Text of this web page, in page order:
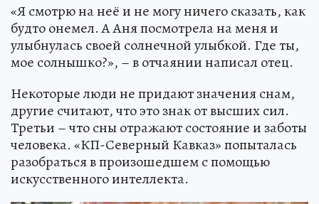
«Я смотрю на неё и не могу ничего сказать, как
будто онемел. А Аня посмотрела на меня и
улыбнулась своей солнечной улыбкой. Где ты,
мое солнышко?», – в отчаянии написал отец.
Некоторые люди не придают значения снам,
другие считают, что это знак от высших сил.
Третьи – что сны отражают состояние и заботы
человека. «КП-Северный Кавказ» попыталась
разобраться в произошедшем с помощью
искусственного интеллекта.